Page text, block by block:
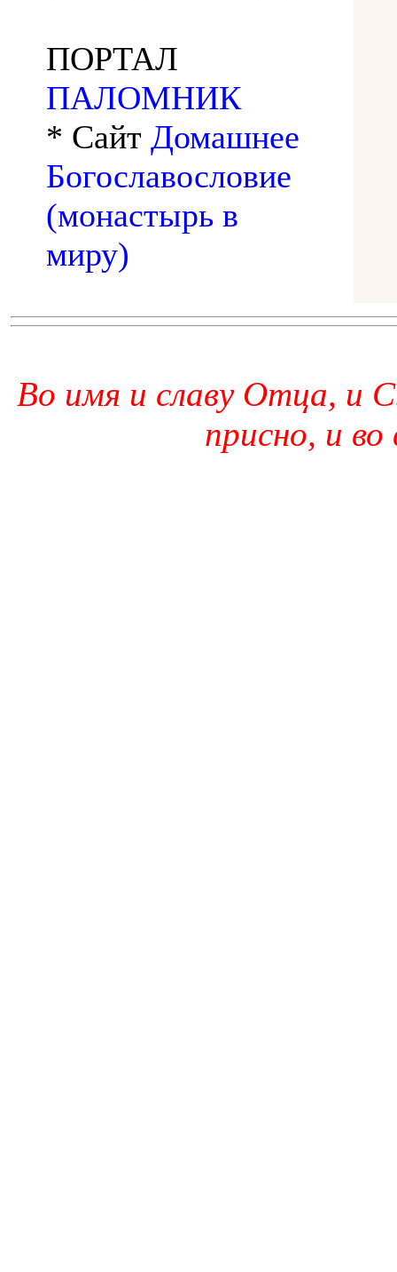
ПОРТАЛ
ПАЛОМНИК
* Сайт Домашнее
Богославословие
(монастырь в
миру)
Во имя и славу Отца, и
присно, и во